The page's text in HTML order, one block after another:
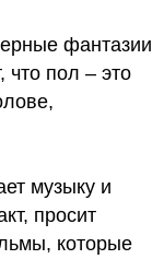
фантазии
что пол – это
музыку и
просит
которые